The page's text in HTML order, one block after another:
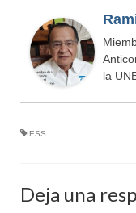
la
IESS
Deja una